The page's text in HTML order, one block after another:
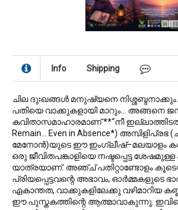
Info Shipping
ചില ദുഃഖങ്ങള്‍ മനുഷ്യനെ
പതിയെ വാക്കുകളായി മാറും… അങ്ങനെ
കവിതാസമാഹാരമാണ് **“നീ
Remain… Even in Absence*) അമ്പിളിപ്രഭ
മേനോന്‍)യുടെ ഈ ഇംഗ്ലീഷ്–മലയാളം
ഒരു ജീവിതപങ്കാളിയെ നഷ്ടപ്പെട്ട
യാത്രയാണ്. അഞ്ച് പതിറ്റാണ്ടോളം
പ്രിയപ്പെട്ടവന്റെ അഭാവം, ഓര്‍മ്മകളുടെ
ഏകാന്തത, വാക്കുകളിലേക്കു വഴിമാറിയ
ഈ പുസ്തകത്തിന്റെ ആത്മാവാകുന്നു.